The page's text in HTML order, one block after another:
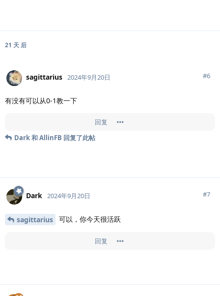
21 天 后
sagittarius 2024年9月20日 #6
有没有可以从0-1教一下
回复
Dark和AllinFB 回复了此帖
Dark 2024年9月20日 #7
sagittarius 可以，你今天很活跃
回复